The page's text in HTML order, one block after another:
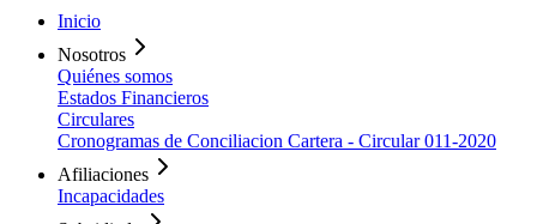
Inicio
Nosotros
Quiénes somos
Estados Financieros
Circulares
Cronogramas de Conciliacion Cartera - Circular 011-2020
Afiliaciones
Incapacidades